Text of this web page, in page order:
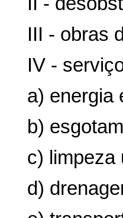
III - obras
IV -
a) energia
b)
c) limpeza
d)